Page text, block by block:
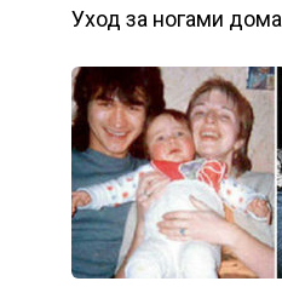
Уход за ногами дома